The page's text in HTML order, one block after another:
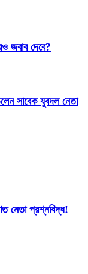
জবাব দেবে?
সাবেক যুবদল নেতা
নেতা প্রশ্নবিদ্ধ!